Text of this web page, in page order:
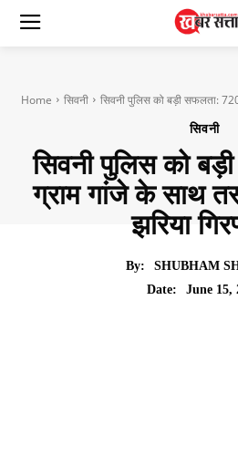
Home सिवनी सिवनी पुलिस को बड़ी सफलता:
सिवनी
सिवनी पुलिस को
ग्राम गांजे के साथ
झरिया
By:
SHUBHAM
Date:
June 15,